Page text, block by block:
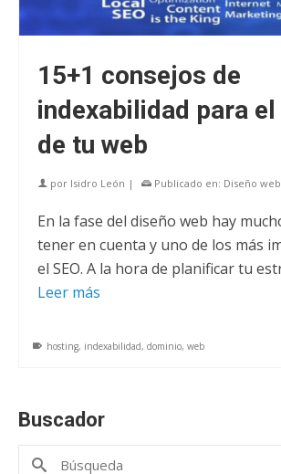
15+1 consejos de
indexabilidad para
de tu web
por Isidro León | Publicado en: Diseño web
En la fase del diseño web hay
tener en cuenta y uno de los más
el SEO. A la hora de planificar tu
Leer más
hosting, indexabilidad, dominio, web
Buscador
Buscar